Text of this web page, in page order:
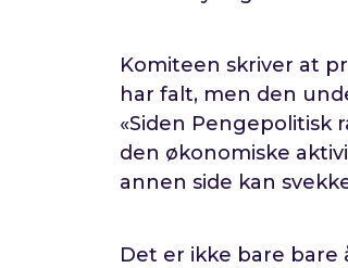
Komiteen skriver at
har falt, men den
«Siden Pengepolitisk
den økonomiske
annen side kan
Det er ikke bare bare